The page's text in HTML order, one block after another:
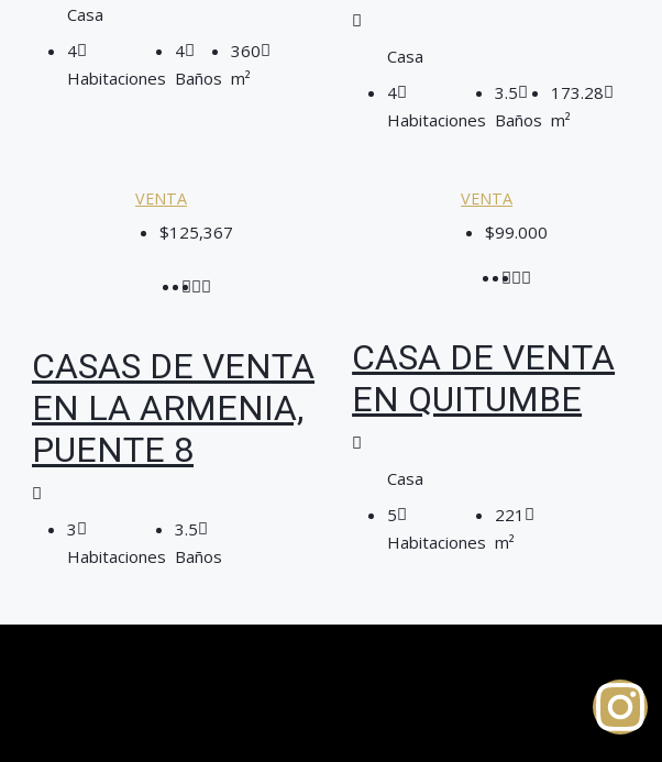
Casa
4
Habitaciones
4
Baños
360
m²
Casa
4
Habitaciones
3.5
Baños
173.28
m²
VENTA
$125,367
CASAS DE VENTA
EN LA ARMENIA,
PUENTE 8
3
Habitaciones
3.5
Baños
VENTA
$99.000
CASA DE VENTA
EN QUITUMBE
Casa
5
Habitaciones
221
m²